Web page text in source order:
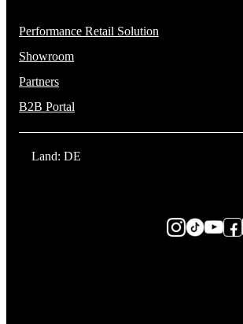
Performance Retail Solution
Showroom
Partners
B2B Portal
Land: DE